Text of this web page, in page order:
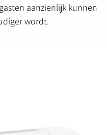
aanzienlijk kunnen
wordt.